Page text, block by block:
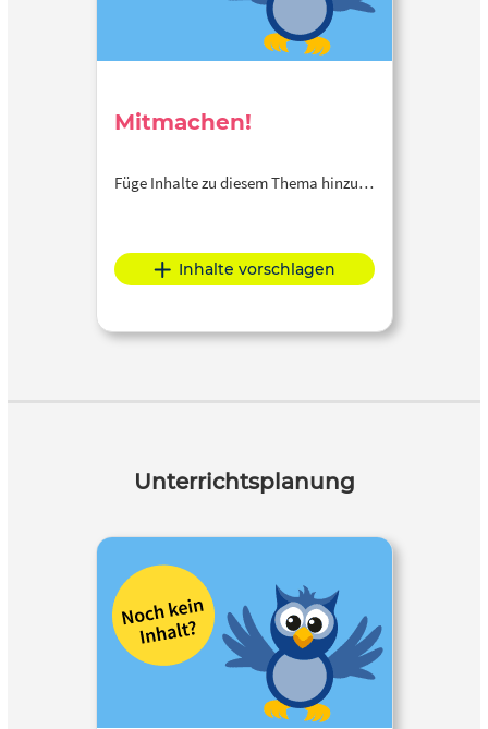
Mitmachen!
Füge Inhalte zu diesem Thema hinzu…
Inhalte vorschlagen
Unterrichtsplanung